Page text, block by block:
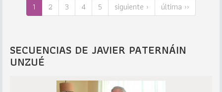
1 2 3 4 5 siguiente › última ››
SECUENCIAS DE JAVIER PATERNÁIN
UNZUÉ